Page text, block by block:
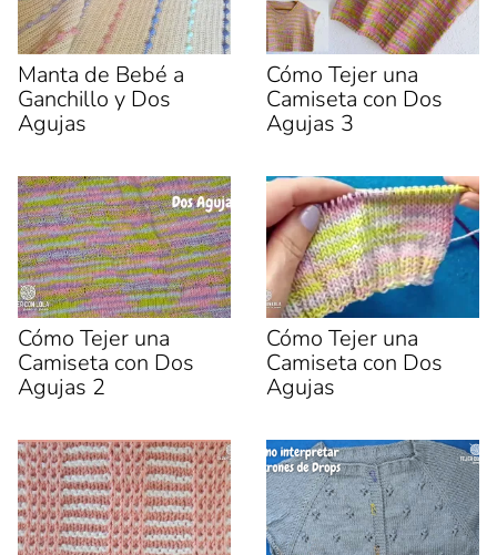
t
i
r
e
n
F
a
c
e
o
k
(
S
e
a
b
r
e
e
n
u
n
a
v
e
n
n
a
n
u
e
v
a
)
t
i
r
e
n
X
(
S
r
e
e
n
u
n
a
v
e
n
t
a
n
a
n
)
Manta de Bebé a
Ganchillo y Dos
Agujas
Cómo Tejer una
Camiseta con Dos
Agujas 3
Cómo Tejer una
Camiseta con Dos
Agujas 2
Cómo Tejer una
Camiseta con Dos
Agujas